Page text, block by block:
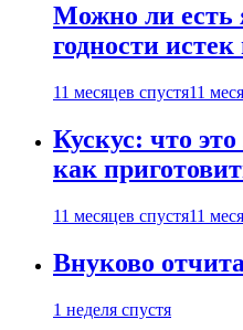
Можно ли есть
годности
11 месяцев спустя11
Кускус: что
как
11 месяцев спустя11
Внуково
1 неделя спустя